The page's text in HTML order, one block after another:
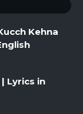
Kehna
| Lyrics in